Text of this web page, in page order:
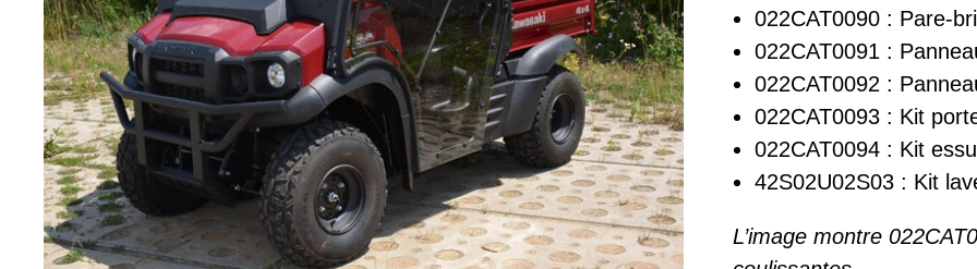
022CAT0090 : Pare-
022CAT0091 :
022CAT0092 :
022CAT0093 : Kit
022CAT0094 : Kit
42S02U02S03 : Kit
L’image montre